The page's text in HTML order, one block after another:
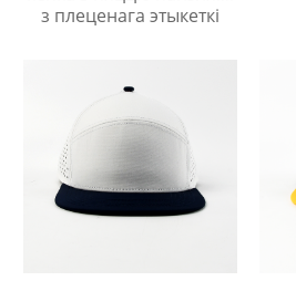
з плеценага этыкеткі